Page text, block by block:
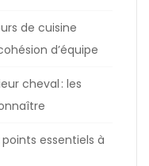
de cuisine
d’équipe
cheval : les
essentiels à